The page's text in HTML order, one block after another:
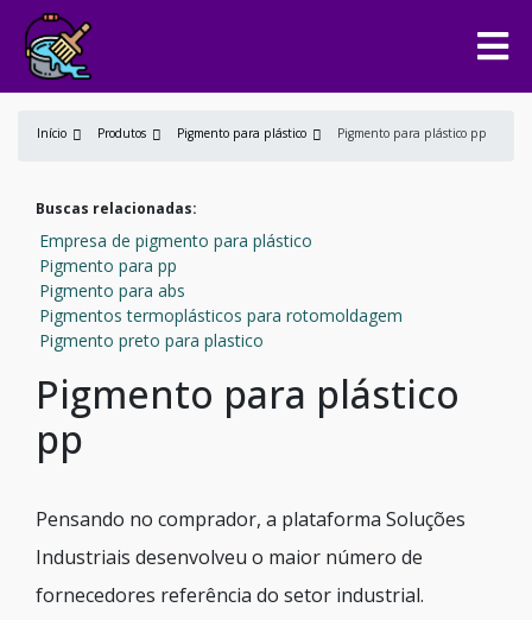
Início Produtos Pigmento para plástico Pigmento para plástico pp
Buscas relacionadas:
Empresa de pigmento para plástico
Pigmento para pp
Pigmento para abs
Pigmentos termoplásticos para rotomoldagem
Pigmento preto para plastico
Pigmento para plástico
pp
Pensando no comprador, a plataforma Soluções
Industriais desenvolveu o maior número de
fornecedores referência do setor industrial.